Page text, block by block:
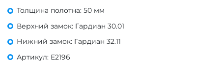
Толщина полотна: 50 мм
Верхний замок: Гардиан 30.01
Нижний замок: Гардиан 32.11
Артикул: Е2196